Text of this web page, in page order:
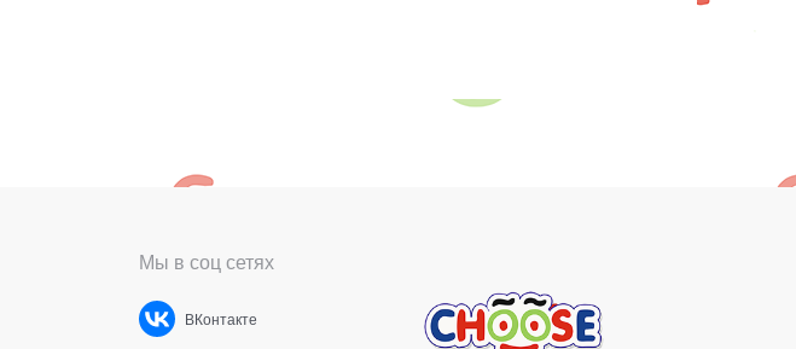
Мы в соц сетях
ВКонтакте